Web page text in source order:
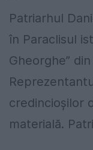
Patriarhul
în Paraclisul
Gheorghe”
credincioșilor
materială.